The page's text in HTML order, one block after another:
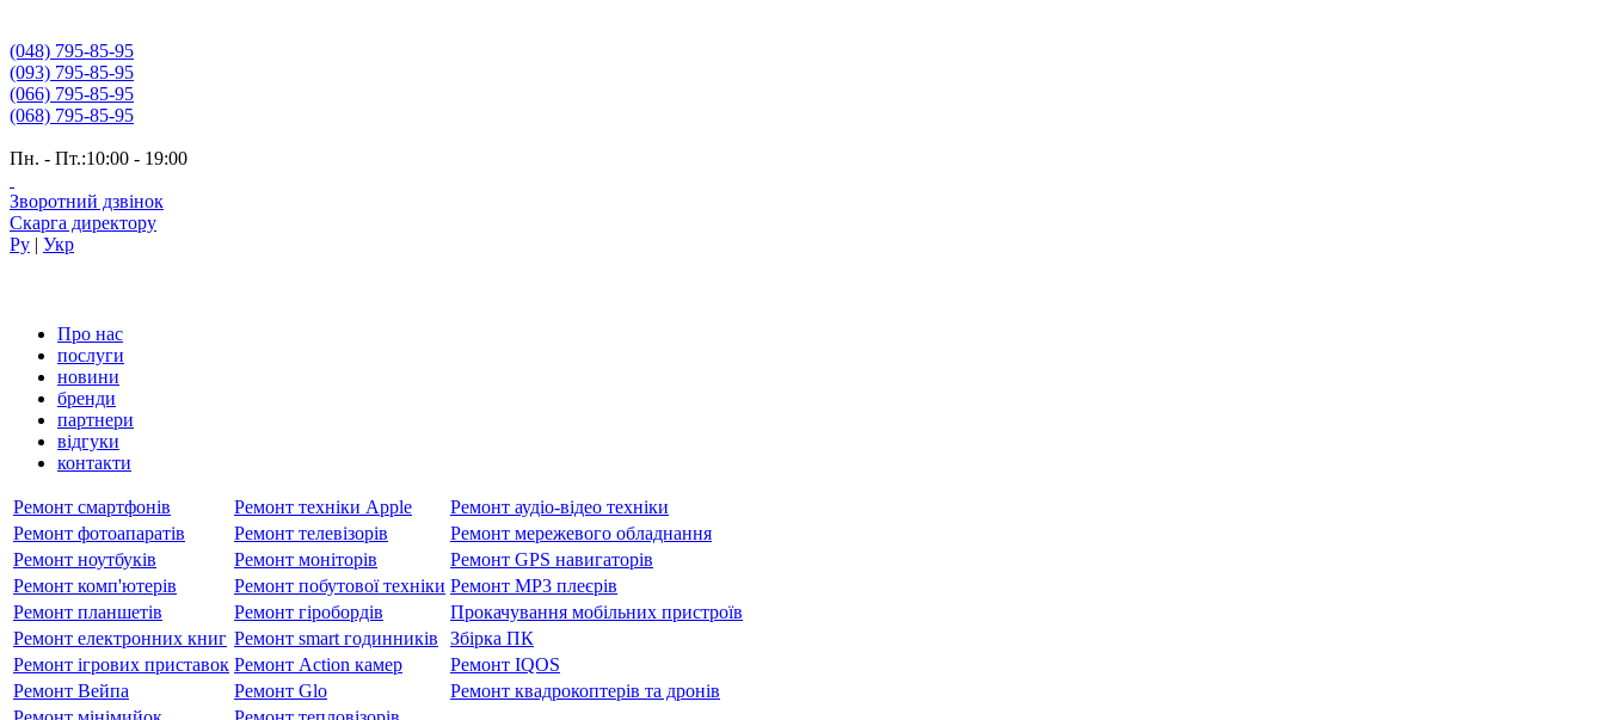
(048) 795-85-95
(093) 795-85-95
(066) 795-85-95
(068) 795-85-95
Пн. - Пт.:10:00 - 19:00
Зворотний дзвінок
Скарга директору
Ру | Укр
Про нас
послуги
новини
бренди
партнери
вiдгуки
контакти
Ремонт смартфонів Ремонт техніки Apple
Ремонт аудіо-відео техніки
Ремонт фотоапаратів
Ремонт телевізорів
Ремонт мережевого обладнання
Ремонт ноутбуків
Ремонт моніторів
Ремонт GPS навигаторів
Ремонт комп'ютерів
Ремонт побутової техніки Ремонт MP3 плеєрів
Ремонт планшетів
Ремонт гіробордів
Прокачування мобільних пристроїв
Ремонт електронних книг Ремонт smart годинників
Збірка ПК
Ремонт ігрових приставок Ремонт Action камер
Ремонт IQOS
Ремонт Вейпа
Ремонт Glo
Ремонт квадрокоптерів та дронів